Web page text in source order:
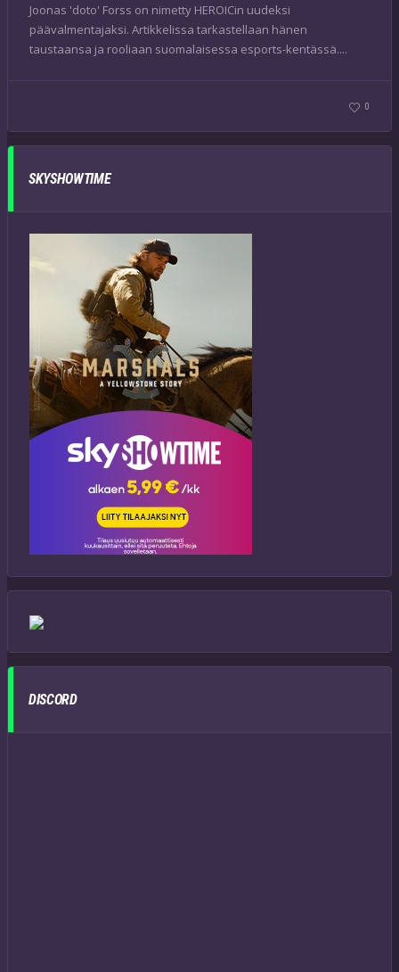
Joonas 'doto' Forss on nimetty HEROICin uudeksi
päävalmentajaksi. Artikkelissa tarkastellaan hänen
taustaansa ja rooliaan suomalaisessa esports-kentässä....
0
SKYSHOWTIME
DISCORD